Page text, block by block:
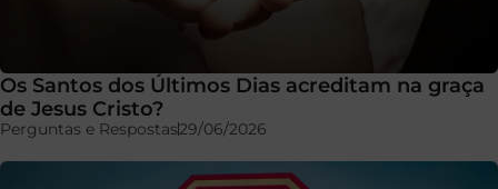
Os Santos dos Últimos Dias acreditam na graça
de Jesus Cristo?
Perguntas e Respostas29/06/2026